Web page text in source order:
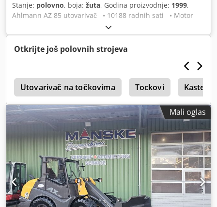
Stanje: polovno, boja: žuta, Godina proizvodnje: 1999,
Ahlmann AZ 85 utovarivač • 10188 radnih sati • Motor
revidiran • Široke gume • Zglobna grana • Kašika i
viljuške • Registraciona tablica • Direktno iz upotrebe
Dkodpfxoy Na H Ne Afior Stanje: Polovan Godina
proizvodnje: 1999
Otkrijte još polovnih strojeva
Utovarivač na točkovima Tockovi Kaster
Mali oglas